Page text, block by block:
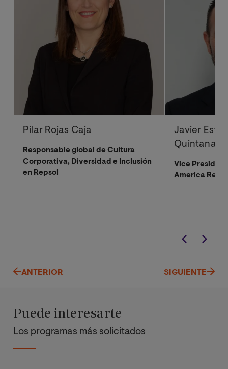
Pilar Rojas Caja
Responsable global de Cultura
Corporativa, Diversidad e Inclusión
en Repsol
Javier
Quintana
Vice
America
ANTERIOR SIGUIENTE
Puede interesarte
Los programas más solicitados